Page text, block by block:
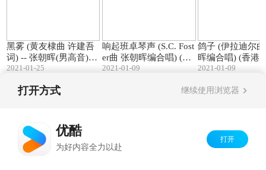
黑雾 (黄友棣曲 许建吾
词) -- 张朝晖(男高音)独
唱 (香港)
2021-01-25
响起班卓琴声 (S.C. Fost
er曲 张朝晖编合唱) (香
港重唱艺术团)
2021-01-09
鸽子 (伊拉迪尔曲 张
晖编合唱) (香港重唱艺
术团)
2021-01-09
打开方式 继续使用浏览器
优酷
为好内容全力以赴
打开